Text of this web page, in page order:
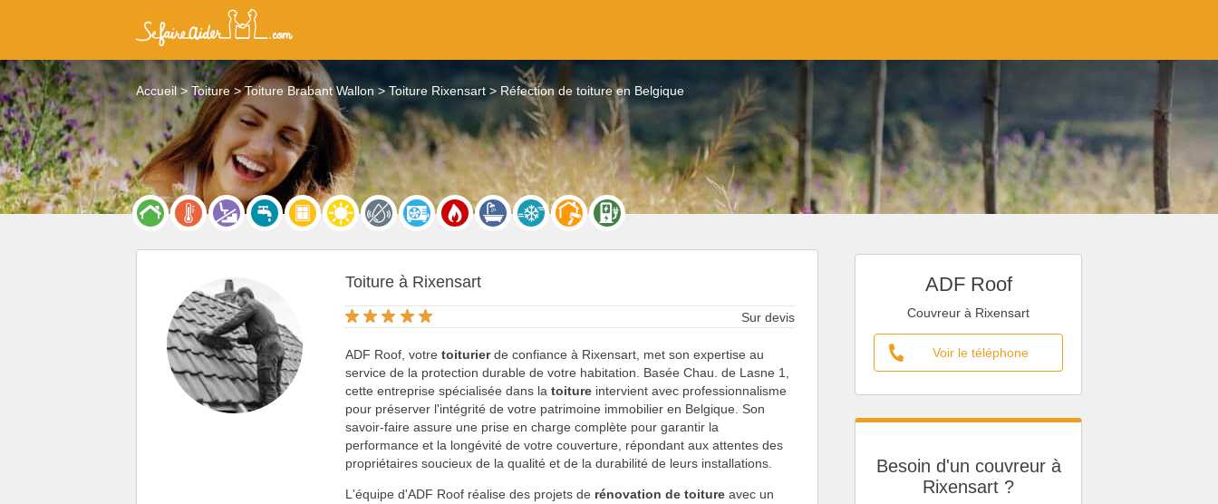
Accueil Toiture Toiture Brabant Wallon Toiture Rixensart Réfection de toiture en Belgique
ADF Roof
Couvreur à Rixensart
Voir le téléphone
Besoin d'un couvreur à
Rixensart ?
Toiture à Rixensart
Sur devis
ADF Roof, votretoiturierde confiance à Rixensart, met son expertise au
service de la protection durable de votre habitation. Basée Chau. de Lasne 1,
cette entreprise spécialisée dans latoiture intervient avec professionnalisme
pour préserver l'intégrité de votre patrimoine immobilier en Belgique. Son
savoir-faire assure une prise en charge complète pour garantir la
performance et la longévité de votre couverture, répondant aux attentes des
propriétaires soucieux de la qualité et de la durabilité de leurs installations.
L'équipe d'ADF Roof réalise des projets de rénovation de toiture avec un